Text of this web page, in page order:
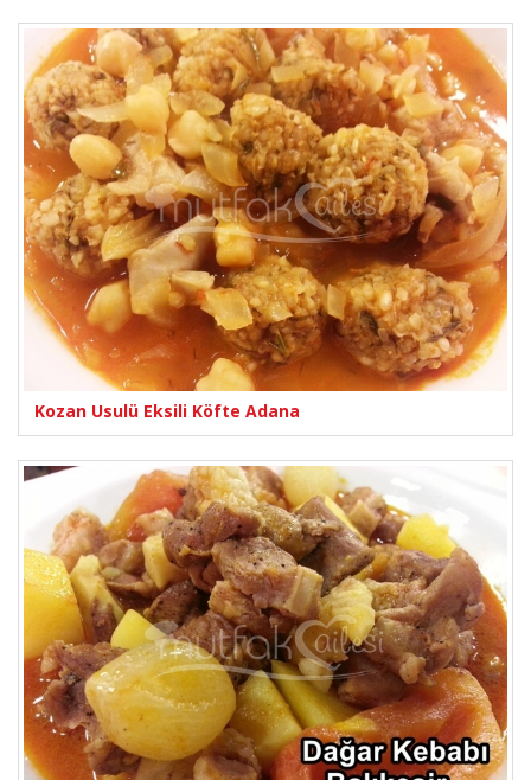
Kozan Usulü Eksili Köfte Adana